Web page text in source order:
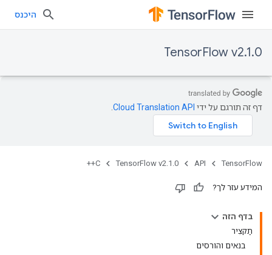
היכנס
TensorFlow v2.1.0
דף זה תורגם על ידי Cloud Translation API
TensorFlow
API
TensorFlow v2.1.0
C++
המידע עזר לך?
בדף הזה
תַקצִיר
בנאים והורסים